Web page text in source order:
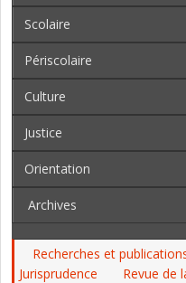
Scolaire
Périscolaire
Culture
Justice
Orientation
Archives
Recherches et
Jurisprudence
Revue de